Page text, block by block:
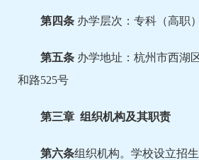
第四条 办学层次：专科（高职）
第五条 办学地址：杭州市西湖
和路525号
第三章 组织机构及其职责
第六条组织机构。学校设立招